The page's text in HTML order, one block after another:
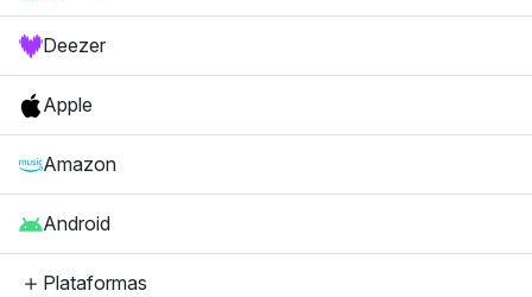
Deezer
Apple
Amazon
Android
Plataformas